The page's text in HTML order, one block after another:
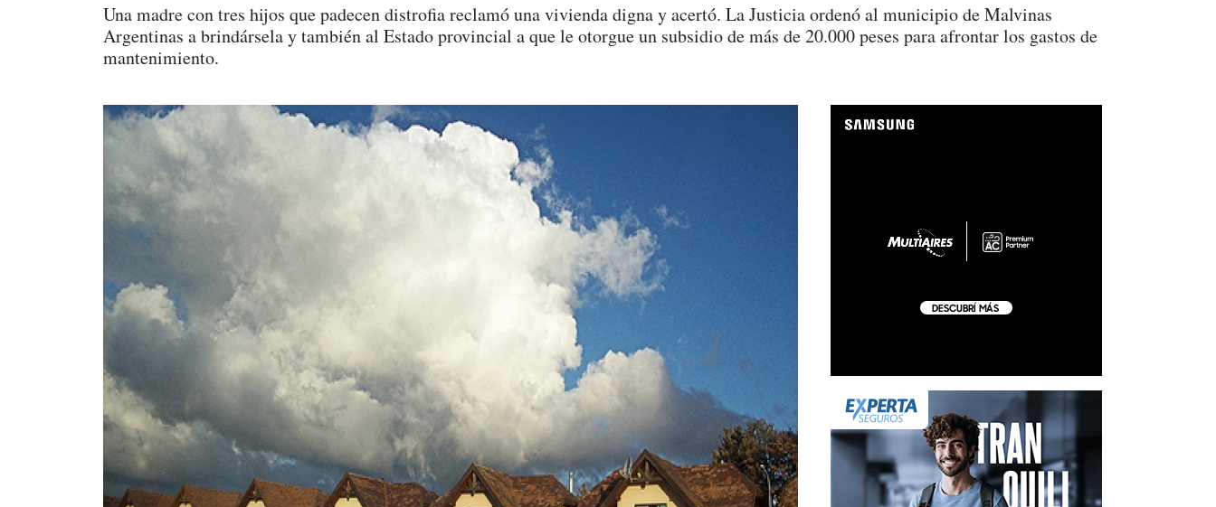
Una madre con tres hijos que padecen distrofia reclamó una vivienda digna y acertó. La Justicia ordenó al municipio de Malvinas
Argentinas a brindársela y también al Estado provincial a que le otorgue un subsidio de más de 20.000 peses para afrontar los gastos de
mantenimiento.